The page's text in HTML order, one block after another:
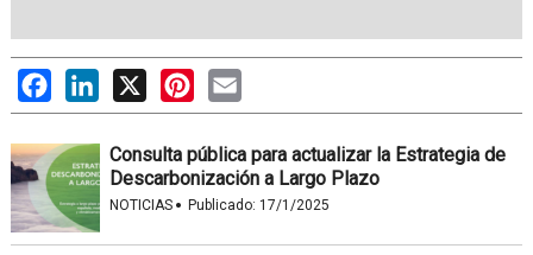
FacebookLinkedIn
X PinterestEmail
Consulta pública para actualizar la Estrategia de
Descarbonización a Largo Plazo
NOTICIAS · Publicado: 17/1/2025